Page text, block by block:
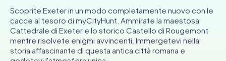
Tour
Team Building
Scoprite Exeter in un modo completamente nuovo con le
cacce al tesoro di myCityHunt. Ammirate la maestosa
Cattedrale di Exeter e lo storico Castello di Rougemont
mentre risolvete enigmi avvincenti. Immergetevi nella
storia affascinante di questa antica città romana e